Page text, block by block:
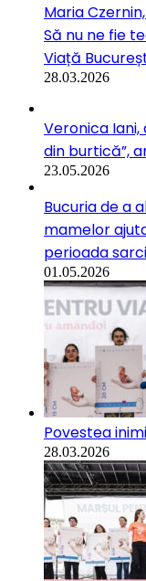
Maria
Să nu ne fie
Viață
28.03.2026
Veronica
din burtică”,
23.05.2026
Bucuria de a
mamelor
perioada
01.05.2026
Povestea
28.03.2026